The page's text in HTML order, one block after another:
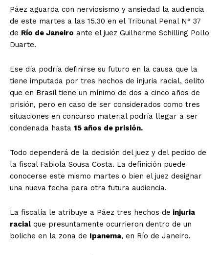
Páez aguarda con nerviosismo y ansiedad la audiencia
de este martes a las 15.30 en el Tribunal Penal N° 37
de Río de Janeiro ante el juez Guilherme Schilling Pollo
Duarte.
Ese día podría definirse su futuro en la causa que la
tiene imputada por tres hechos de injuria racial, delito
que en Brasil tiene un mínimo de dos a cinco años de
prisión, pero en caso de ser considerados como tres
situaciones en concurso material podría llegar a ser
condenada hasta 15 años de prisión.
Todo dependerá de la decisión del juez y del pedido de
la fiscal Fabiola Sousa Costa. La definición puede
conocerse este mismo martes o bien el juez designar
una nueva fecha para otra futura audiencia.
La fiscalía le atribuye a Páez tres hechos de injuria
racial que presuntamente ocurrieron dentro de un
boliche en la zona de Ipanema, en Río de Janeiro.